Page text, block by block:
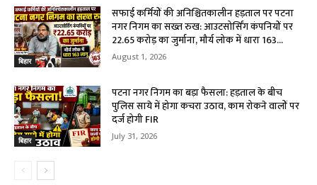
बिहार
सफाई कर्मियों की अनिश्चितकालीन हड़ताल पर पटना
नगर निगम का सख्त रुख: आउटसोर्सिंग कंपनियों पर
₹22.65 करोड़ का जुर्माना, मौर्य लोक में धारा 163...
August 1, 2026
बिहार
पटना नगर निगम का बड़ा फैसला: हड़ताल के बीच
पुलिस साये में होगा कचरा उठाव, काम रोकने वालों पर
दर्ज होगी FIR
July 31, 2026